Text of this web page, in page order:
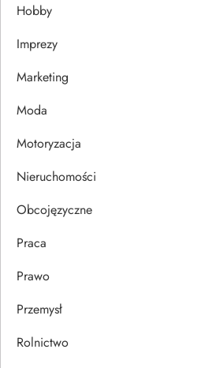
a
w
p
u
Hobby
Imprezy
Marketing
Moda
Motoryzacja
Nieruchomości
Obcojęzyczne
Praca
Prawo
Przemysł
Rolnictwo